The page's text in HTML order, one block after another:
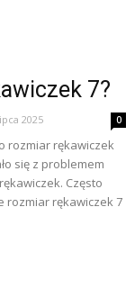
7?
2025 0
rozmiar rękawiczek
się z problemem
Często
rozmiar rękawiczek 7